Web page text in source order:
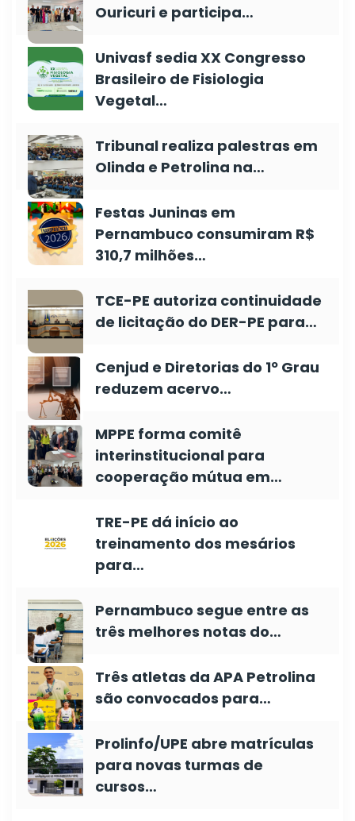
Ouricuri e participa…
Univasf sedia XX Congresso
Brasileiro de Fisiologia
Vegetal…
Tribunal realiza palestras em
Olinda e Petrolina na…
Festas Juninas em
Pernambuco consumiram R$
310,7 milhões…
TCE-PE autoriza continuidade
de licitação do DER-PE para…
Cenjud e Diretorias do 1º Grau
reduzem acervo…
MPPE forma comitê
interinstitucional para
cooperação mútua em…
TRE-PE dá início ao
treinamento dos mesários
para…
Pernambuco segue entre as
três melhores notas do…
Três atletas da APA Petrolina
são convocados para…
Prolinfo/UPE abre matrículas
para novas turmas de
cursos…